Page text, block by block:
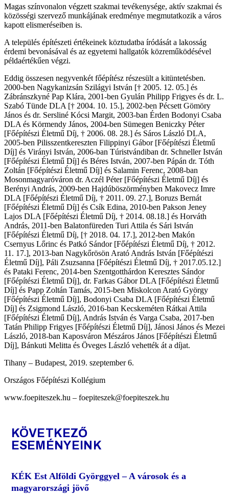
Magas színvonalon végzett szakmai tevékenysége, aktív szakmai és
közösségi szervező munkájának eredménye megmutatkozik a város
kapott elismeréseiben is.
A település építészeti értékeinek köztudatba íródását a lakosság
érdemi bevonásával és az egyetemi hallgatók közreműködésével
példaértékűen végzi.
Eddig összesen negyvenkét főépítész részesült a kitüntetésben.
2000-ben Nagykanizsán Szilágyi István [† 2005. 12. 05.] és
Zábránszkyné Pap Klára, 2001-ben Gyulán Philipp Frigyes és dr. L.
Szabó Tünde DLA [† 2004. 10. 15.], 2002-ben Pécsett Gömöry
János és dr. Sersliné Kócsi Margit, 2003-ban Érden Bodonyi Csaba
DLA és Körmendy János, 2004-ben Sümegen Beniczky Péter
[Főépítészi Életmű Díj, † 2006. 08. 28.] és Sáros László DLA,
2005-ben Pilisszentkereszten Filippinyi Gábor [Főépítészi Életmű
Díj] és Virányi István, 2006-ban Túristvándiban dr. Schneller István
[Főépítészi Életmű Díj] és Béres István, 2007-ben Pápán dr. Tóth
Zoltán [Főépítészi Életmű Díj] és Salamin Ferenc, 2008-ban
Mosonmagyaróváron dr. Aczél Péter [Főépítészi Életmű Díj] és
Berényi András, 2009-ben Hajdúböszörményben Makovecz Imre
DLA [Főépítészi Életmű Díj, † 2011. 09. 27.], Boruzs Bernát
[Főépítészi Életmű Díj] és Csík Edina, 2010-ben Pakson Jeney
Lajos DLA [Főépítészi Életmű Díj, † 2014. 08.18.] és Horváth
András, 2011-ben Balatonfüreden Turi Attila és Sári István
[Főépítészi Életmű Díj, [† 2018. 04. 17.], 2012-ben Makón
Csernyus Lőrinc és Patkó Sándor [Főépítészi Életmű Díj, † 2012.
11. 17.], 2013-ban Nagykőrösön Arató András István [Főépítészi
Életmű Díj], Páli Zsuzsanna [Főépítészi Életmű Díj, † 2017.05.12.]
és Pataki Ferenc, 2014-ben Szentgotthárdon Keresztes Sándor
[Főépítészi Életmű Díj], dr. Farkas Gábor DLA [Főépítészi Életmű
Díj] és Papp Zoltán Tamás, 2015-ben Miskolcon Arató György
[Főépítészi Életmű Díj], Bodonyi Csaba DLA [Főépítészi Életmű
Díj] és Zsigmond László, 2016-ban Kecskeméten Rátkai Attila
[Főépítészi Életmű Díj], András István és Varga Csaba, 2017-ben
Tatán Philipp Frigyes [Főépítészi Életmű Díj], Jánosi János és Mezei
László, 2018-ban Kaposváron Mészáros János [Főépítészi Életmű
Díj], Bánkuti Melitta és Öveges László vehették át a díjat.
Tihany – Budapest, 2019. szeptember 6.
Országos Főépítészi Kollégium
www.foepiteszek.hu – foepiteszek@foepiteszek.hu
KÖVETKEZŐ
ESEMÉNYEINK
KÉK Est Alföldi Györggyel – A városok és a
magyarországi jövő